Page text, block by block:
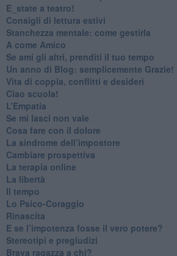
​E_state a teatro!
​Consigli di lettura estivi
​Stanchezza mentale: come gestirla
​A come Amico
​Se ami gli altri, prenditi il tuo tempo
​Un anno di Blog: semplicemente Grazie!
​Vita di coppia, conflitti e desideri
​Ciao scuola!
​L’Empatia
​Se mi lasci non vale
Cosa fare con il dolore
​La sindrome dell’impostore
​Cambiare prospettiva
La terapia online
La libertà
​Il tempo
​Lo Psico-Coraggio
Rinascita
​E se l’impotenza fosse il vero potere?
Stereotipi e pregiudizi
​Brava ragazza a chi?